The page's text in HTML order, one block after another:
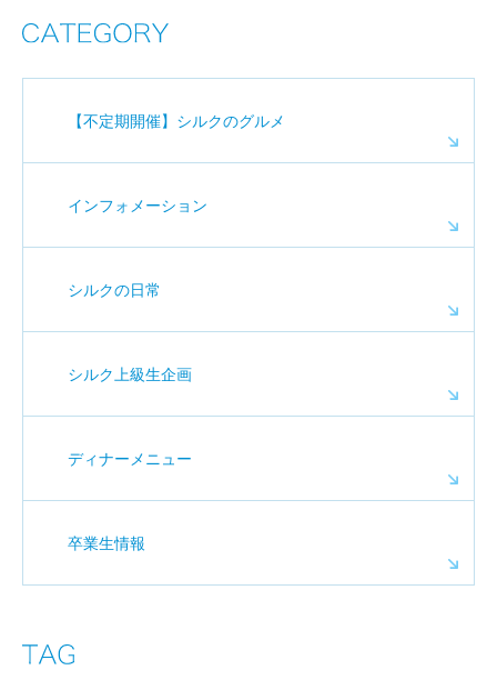
【不定期開催】シルクのグルメ
インフォメーション
シルクの日常
シルク上級生企画
ディナーメニュー
卒業生情報